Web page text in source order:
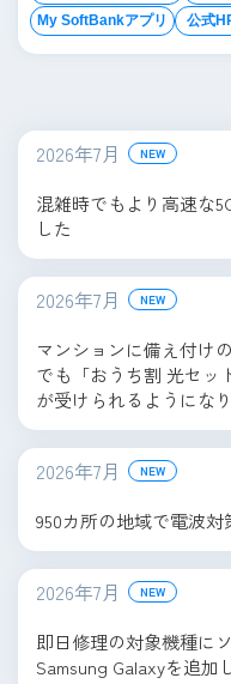
My SoftBankアプリ
公式
2026年7月 NEW
混雑時でもより高速な
した
2026年7月 NEW
マンションに備え付け
でも「おうち割 光セッ
が受けられるようにな
2026年7月 NEW
950カ所の地域で電波
2026年7月 NEW
即日修理の対象機種に
Samsung Galaxyを追加